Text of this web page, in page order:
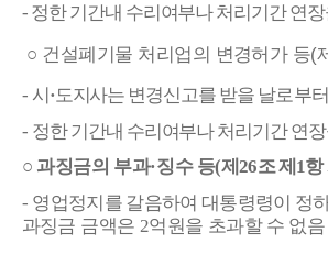
- 정한 기간내 수리여부나 처리기간 연
○ 건설폐기물 처리업의 변경허가 등(
- 시 ·도지사는 변경신고를 받을 날로부터
- 정한 기간내 수리여부나 처리기간 연
○ 과징금의 부과·징수 등(제26조 제 1항
- 영업정지를 갈음하여 대통령령이 정
과징금 금액은 2억원을 초과할 수 없음